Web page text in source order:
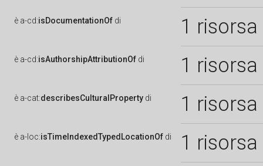
è a-cd:isDocumentationOf di 1 risorsa
è a-cd:isAuthorshipAttributionOf di 1 risorsa
è a-cat:describesCulturalProperty di 1 risorsa
è a-loc:isTimeIndexedTypedLocationOf di 1 risorsa